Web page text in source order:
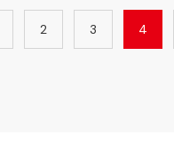
2 3 4